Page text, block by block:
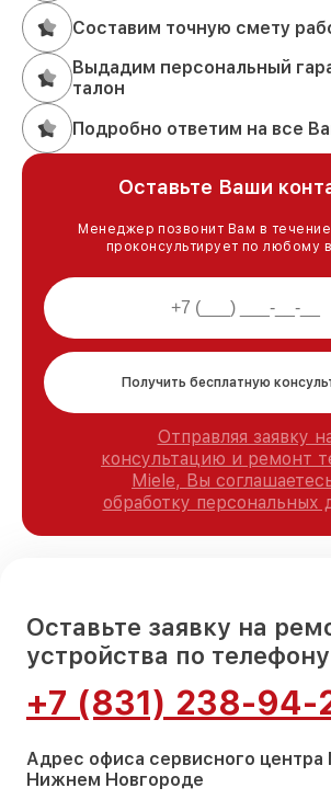
Составим точную смету
Выдадим персональный
талон
Подробно ответим на все
Оставьте Ваши
Менеджер позвонит Вам в течение
проконсультирует по любому
Получить бесплатную
Отправляя заявку
консультацию и ремонт
Miele, Вы
обработку персональных
Оставьте заявку на
устройства по телефону
+7 (831) 238-94-
Адрес офиса сервисного центра
Нижнем Новгороде